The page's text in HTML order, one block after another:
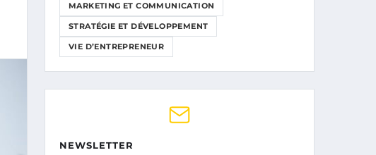
MARKETING ET COMMUNICATION
STRATÉGIE ET DÉVELOPPEMENT
VIE D’ENTREPRENEUR
NEWSLETTER